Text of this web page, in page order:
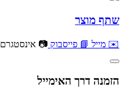
שתף מוצר
✉️ מייל 📘 פייסבוק 📷 אינסטגרם
הזמנה דרך האימייל